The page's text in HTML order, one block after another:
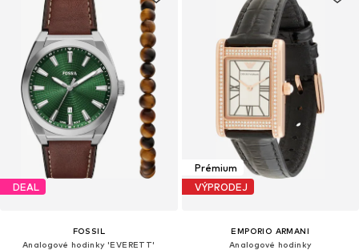
DEAL
FOSSIL
Analogové hodinky 'EVERETT'
Prémium
VÝPRODEJ
EMPORIO ARMANI
Analogové hodinky